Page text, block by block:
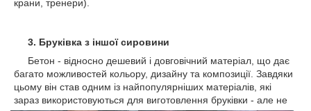
крани, тренери).
3. Бруківка з іншої сировини
Бетон - відносно дешевий і довговічний матеріал, що дає
багато можливостей кольору, дизайну та композиції. Завдяки
цьому він став одним із найпопулярніших матеріалів, які
зараз використовуються для виготовлення бруківки - але не